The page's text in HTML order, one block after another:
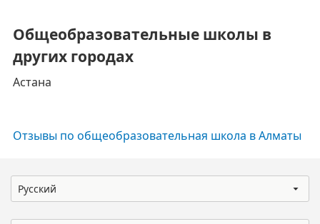
Общеобразовательные школы в
других городах
Астана
Отзывы по общеобразовательная школа в Алматы
Русский